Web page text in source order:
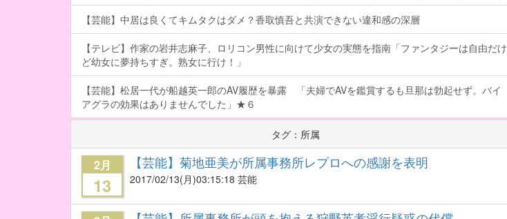
【芸能】中居は良くてキムタクはダメ？香取慎吾と共演できない違和感の深層
【テレビ】作家の岩井志麻子、ロリコン男性に向けて少女の実態を指南「ファンタジーは自由だけ
ど幼女に夢持ちすぎ。熟女に行け！」
【芸能】松居一代が船越英一郎のAV履歴を暴露 「夫婦でAVを鑑賞するも旦那は勃起せず。バイ
アグラの効果はありませんでした」★６
タグ：所属
2月
13
【芸能】菊地亜美が所属事務所レプロへの感謝を表明
2017/02/13(月)03:15:18 芸能